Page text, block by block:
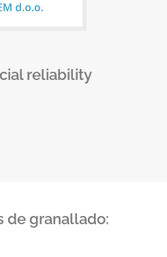
reliability
de granallado: